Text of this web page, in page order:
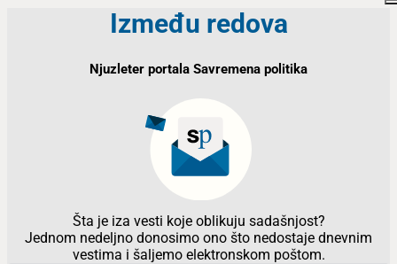
Između redova
Njuzleter portala Savremena politika
Šta je iza vesti koje oblikuju sadašnjost?
Jednom nedeljno donosimo ono što nedostaje dnevnim
vestima i šaljemo elektronskom poštom.